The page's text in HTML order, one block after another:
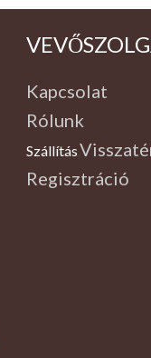
Kapcsolat
Rólunk
Szállítás
Regisztráció